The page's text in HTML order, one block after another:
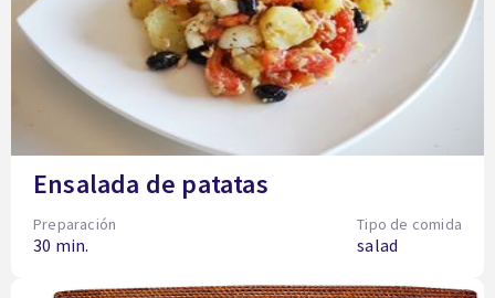
Ensalada de patatas
Preparación
30 min.
Tipo de comida
salad